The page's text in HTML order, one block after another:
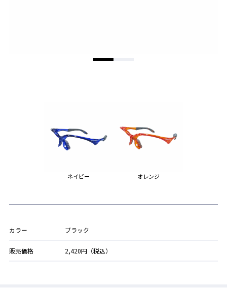
ネイビー オレンジ
カラー ブラック
販売価格 2,420円（税込）